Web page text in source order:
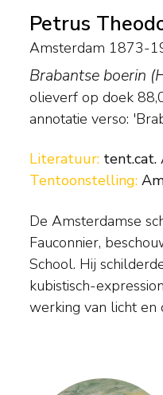
Petrus
Amsterdam 1873-
Brabantse boerin
olieverf op doek
annotatie verso:
Literatuur: tent.cat.
Tentoonstelling:
De Amsterdamse
Fauconnier,
School. Hij
kubistisch-
werking van licht en
Voor zijn bloemen
zoals de amaryllis,
vond hij meestal